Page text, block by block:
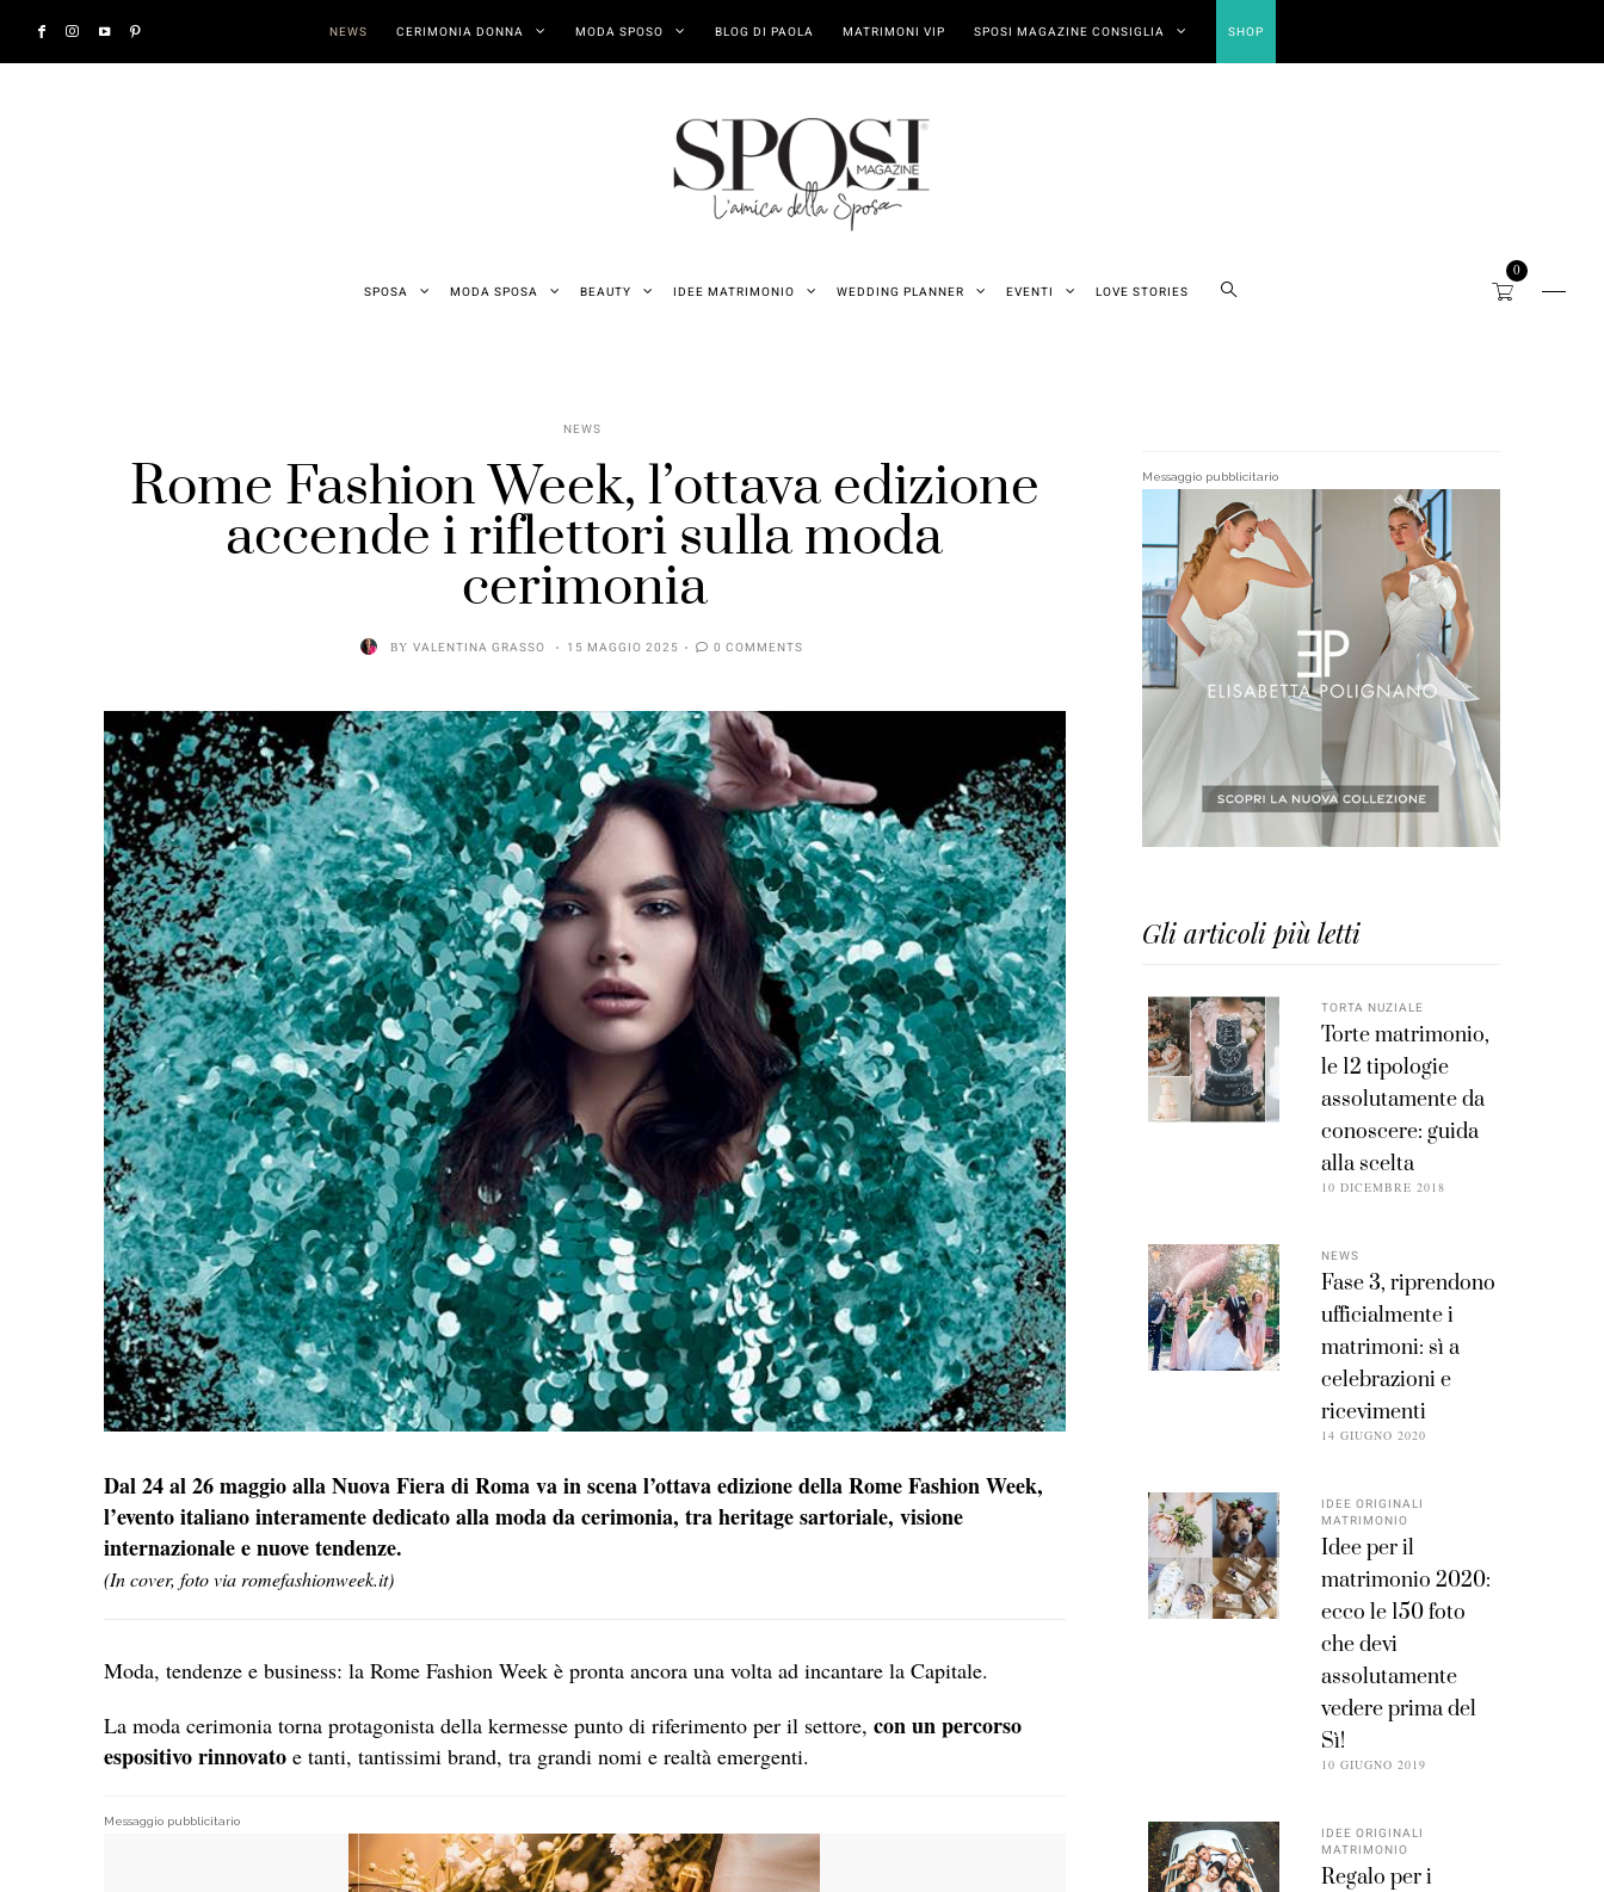
NEWS CERIMONIA DONNA MODA SPOSO BLOG DI PAOLA MATRIMONI VIP SPOSI MAGAZINE CONSIGLIA SHOP
SPOSA MODA SPOSA BEAUTY IDEE MATRIMONIO WEDDING PLANNER EVENTI LOVE STORIES
0
NEWS
Rome Fashion Week, l’ottava edizione
accende i riflettori sulla moda
cerimonia
BYVALENTINA GRASSO 15 MAGGIO 2025 0 COMMENTS
Dal 24 al 26 maggio alla Nuova Fiera di Roma va in scena l’ottava edizione della Rome Fashion Week,
l’evento italiano interamente dedicato alla moda da cerimonia, tra heritage sartoriale, visione
internazionale e nuove tendenze.
(In cover, foto via romefashionweek.it)
Moda, tendenze e business: la Rome Fashion Week è pronta ancora una volta ad incantare la Capitale.
La moda cerimonia torna protagonista della kermesse punto di riferimento per il settore, con un percorso
espositivo rinnovato e tanti, tantissimi brand, tra grandi nomi e realtà emergenti.
Messaggio pubblicitario
Messaggio pubblicitario
Gli articoli più letti
TORTA NUZIALE
Torte matrimonio,
le 12 tipologie
assolutamente da
conoscere: guida
alla scelta
10 DICEMBRE 2018
NEWS
Fase 3, riprendono
ufficialmente i
matrimoni: sì a
celebrazioni e
ricevimenti
14 GIUGNO 2020
IDEE ORIGINALI
MATRIMONIO
Idee per il
matrimonio 2020:
ecco le 150 foto
che devi
assolutamente
vedere prima del
Sì!
10 GIUGNO 2019
IDEE ORIGINALI
MATRIMONIO
Regalo per i